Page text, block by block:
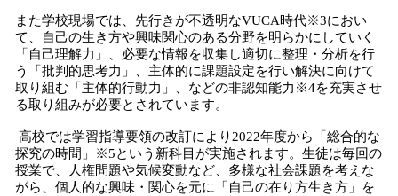
また学校現場では、先行きが不透明なVUCA時代※3におい
て、自己の生き方や興味関心のある分野を明らかにしていく
「自己理解力」、必要な情報を収集し適切に整理・分析を行
う「批判的思考力」、主体的に課題設定を行い解決に向けて
取り組む「主体的行動力」、などの非認知能力※4を充実させ
る取り組みが必要とされています。
高校では学習指導要領の改訂により2022年度から「総合的な
探究の時間」※5という新科目が実施されます。生徒は毎回の
授業で、人権問題や気候変動など、多様な社会課題を考えな
がら、個人的な興味・関心を元に「自己の在り方生き方」を